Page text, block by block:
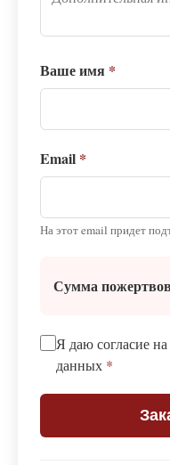
Ваше имя *
Email *
На этот email придет
Сумма
Я даю согласие
данных *